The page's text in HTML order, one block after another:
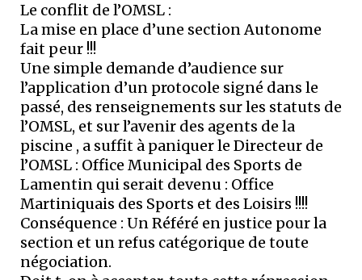
Le conflit de l’OMSL :
La mise en place d’une section Autonome
fait peur !!!
Une simple demande d’audience sur
l’application d’un protocole signé dans le
passé, des renseignements sur les statuts de
l’OMSL, et sur l’avenir des agents de la
piscine , a suffit à paniquer le Directeur de
l’OMSL : Office Municipal des Sports de
Lamentin qui serait devenu : Office
Martiniquais des Sports et des Loisirs !!!!
Conséquence : Un Référé en justice pour la
section et un refus catégorique de toute
négociation.